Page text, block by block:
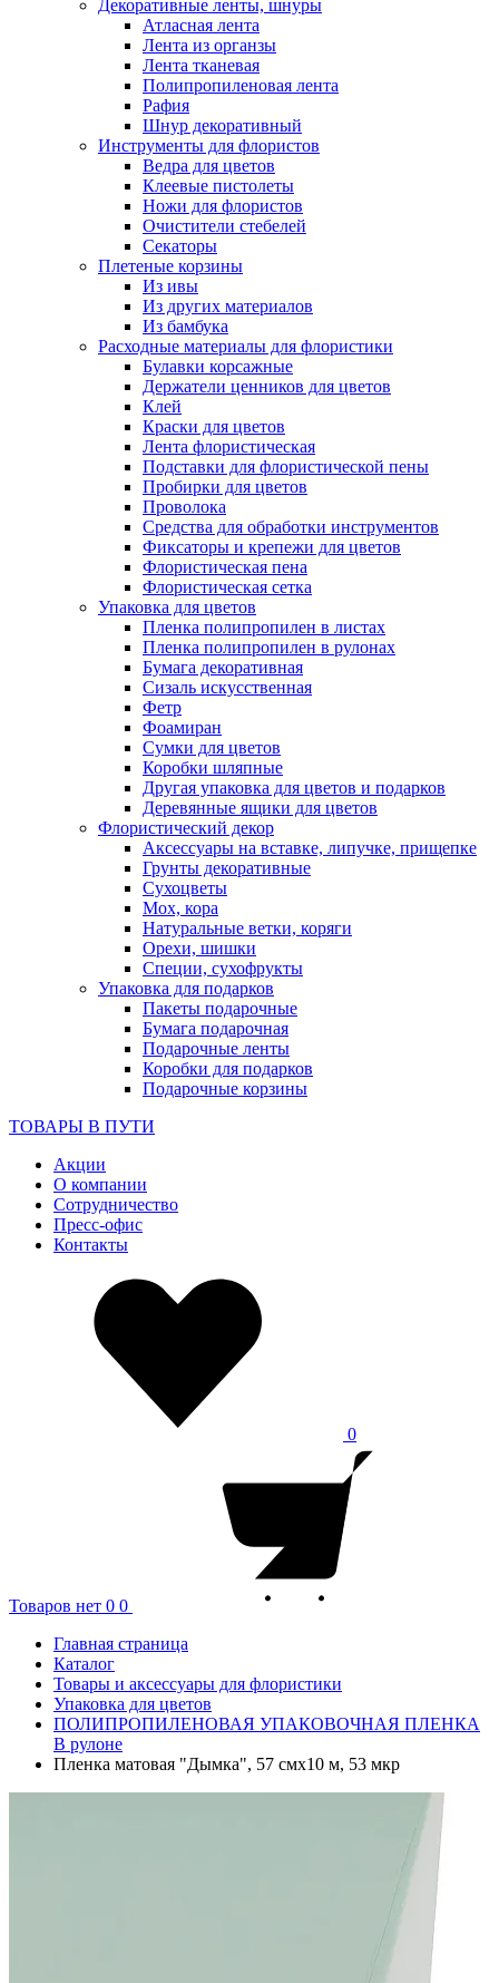
Декоративные ленты, шнуры
Атласная лента
Лента из органзы
Лента тканевая
Полипропиленовая лента
Рафия
Шнур декоративный
Инструменты для флористов
Ведра для цветов
Клеевые пистолеты
Ножи для флористов
Очистители стебелей
Секаторы
Плетеные корзины
Из ивы
Из других материалов
Из бамбука
Расходные материалы для флористики
Булавки корсажные
Держатели ценников для цветов
Клей
Краски для цветов
Лента флористическая
Подставки для флористической пены
Пробирки для цветов
Проволока
Средства для обработки инструментов
Фиксаторы и крепежи для цветов
Флористическая пена
Флористическая сетка
Упаковка для цветов
Пленка полипропилен в листах
Пленка полипропилен в рулонах
Бумага декоративная
Сизаль искусственная
Фетр
Фоамиран
Сумки для цветов
Коробки шляпные
Другая упаковка для цветов и подарков
Деревянные ящики для цветов
Флористический декор
Аксессуары на вставке, липучке, прищепке
Грунты декоративные
Сухоцветы
Мох, кора
Натуральные ветки, коряги
Орехи, шишки
Специи, сухофрукты
Упаковка для подарков
Пакеты подарочные
Бумага подарочная
Подарочные ленты
Коробки для подарков
Подарочные корзины
ТОВАРЫ В ПУТИ
Акции
О компании
Сотрудничество
Пресс-офис
Контакты
0
Товаров нет 0 0
Главная страница
Каталог
Товары и аксессуары для флористики
Упаковка для цветов
ПОЛИПРОПИЛЕНОВАЯ УПАКОВОЧНАЯ ПЛЕНКА
В рулоне
Пленка матовая "Дымка", 57 смx10 м, 53 мкр